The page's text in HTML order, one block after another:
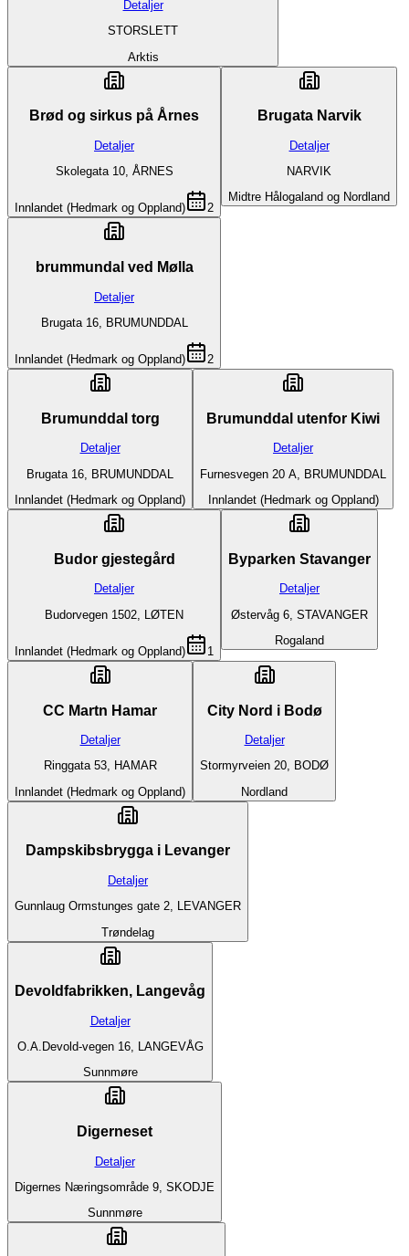
Detaljer
STORSLETT
Arktis
Brød og sirkus på Årnes
Detaljer
Skolegata 10, ÅRNES
Innlandet (Hedmark og Oppland) 2
Brugata Narvik
Detaljer
NARVIK
Midtre Hålogaland og Nordland
brummundal ved Mølla
Detaljer
Brugata 16, BRUMUNDDAL
Innlandet (Hedmark og Oppland) 2
Brumunddal torg
Detaljer
Brugata 16, BRUMUNDDAL
Innlandet (Hedmark og Oppland)
Brumunddal utenfor Kiwi
Detaljer
Furnesvegen 20 A, BRUMUNDDAL
Innlandet (Hedmark og Oppland)
Budor gjestegård
Detaljer
Budorvegen 1502, LØTEN
Innlandet (Hedmark og Oppland) 1
Byparken Stavanger
Detaljer
Østervåg 6, STAVANGER
Rogaland
CC Martn Hamar
Detaljer
Ringgata 53, HAMAR
Innlandet (Hedmark og Oppland)
City Nord i Bodø
Detaljer
Stormyrveien 20, BODØ
Nordland
Dampskibsbrygga i Levanger
Detaljer
Gunnlaug Ormstunges gate 2, LEVANGER
Trøndelag
Devoldfabrikken, Langevåg
Detaljer
O.A.Devold-vegen 16, LANGEVÅG
Sunnmøre
Digerneset
Detaljer
Digernes Næringsområde 9, SKODJE
Sunnmøre